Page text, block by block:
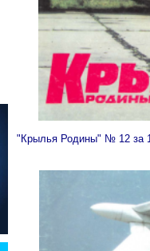
"Крылья Родины" № 12 за